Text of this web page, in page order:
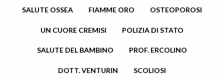
SALUTE OSSEA FIAMME ORO OSTEOPOROSI
UN CUORE CREMISI POLIZIA DI STATO
SALUTE DEL BAMBINO PROF. ERCOLINO
DOTT. VENTURIN SCOLIOSI